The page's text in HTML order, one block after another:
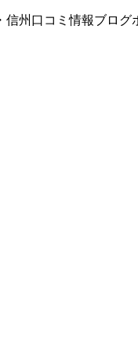
州口コミ情報ブログ